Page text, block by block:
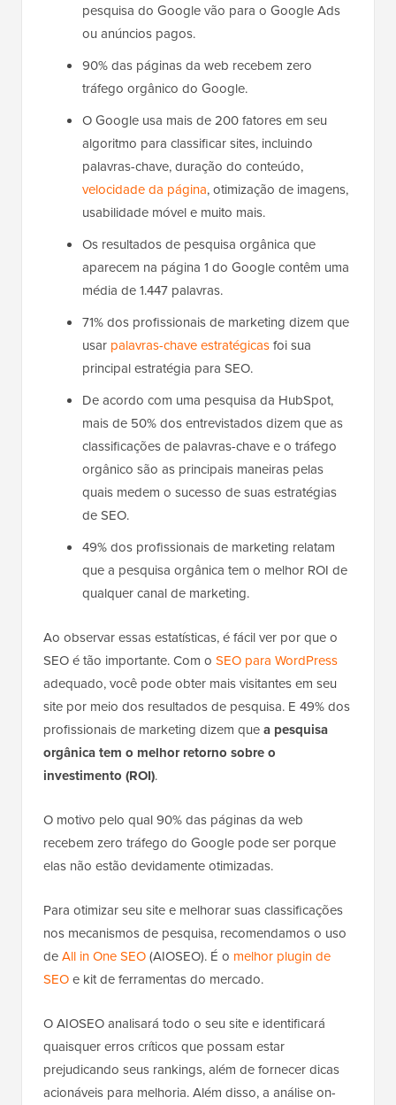
pesquisa do Google vão para o Google Ads
ou anúncios pagos.
90% das páginas da web recebem zero
tráfego orgânico do Google.
O Google usa mais de 200 fatores em seu
algoritmo para classificar sites, incluindo
palavras-chave, duração do conteúdo,
velocidade da página, otimização de imagens,
usabilidade móvel e muito mais.
Os resultados de pesquisa orgânica que
aparecem na página 1 do Google contêm uma
média de 1.447 palavras.
71% dos profissionais de marketing dizem que
usar palavras-chave estratégicasfoi sua
principal estratégia para SEO.
De acordo com uma pesquisa da HubSpot,
mais de 50% dos entrevistados dizem que as
classificações de palavras-chave e o tráfego
orgânico são as principais maneiras pelas
quais medem o sucesso de suas estratégias
de SEO.
49% dos profissionais de marketing relatam
que a pesquisa orgânica tem o melhor ROI de
qualquer canal de marketing.
Ao observar essas estatísticas, é fácil ver por que o
SEO é tão importante. Com o SEO para WordPress
adequado, você pode obter mais visitantes em seu
site por meio dos resultados de pesquisa. E 49% dos
profissionais de marketing dizem quea pesquisa
orgânica tem o melhor retorno sobre o
investimento (ROI).
O motivo pelo qual 90% das páginas da web
recebem zero tráfego do Google pode ser porque
elas não estão devidamente otimizadas.
Para otimizar seu site e melhorar suas classificações
nos mecanismos de pesquisa, recomendamos o uso
deAll in One SEO(AIOSEO). É o melhor plugin de
SEOe kit de ferramentas do mercado.
O AIOSEO analisará todo o seu site e identificará
quaisquer erros críticos que possam estar
prejudicando seus rankings, além de fornecer dicas
acionáveis para melhoria. Além disso, a análise on-